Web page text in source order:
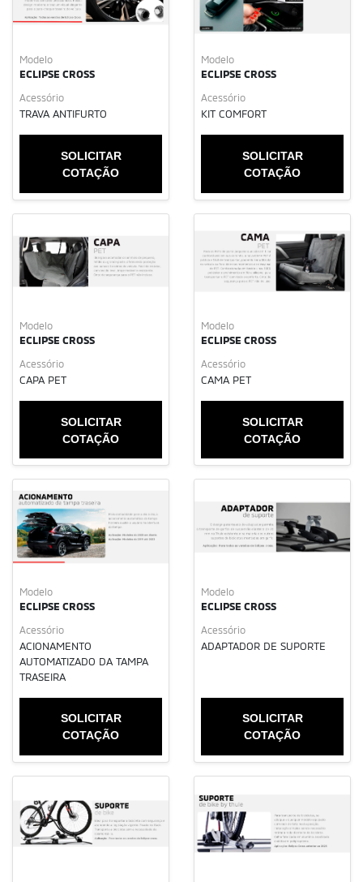
Modelo
ECLIPSE CROSS
Acessório
TRAVA ANTIFURTO
SOLICITAR
COTAÇÃO
Modelo
ECLIPSE CROSS
Acessório
KIT COMFORT
SOLICITAR
COTAÇÃO
Modelo
ECLIPSE CROSS
Acessório
CAPA PET
SOLICITAR
COTAÇÃO
Modelo
ECLIPSE CROSS
Acessório
CAMA PET
SOLICITAR
COTAÇÃO
Modelo
ECLIPSE CROSS
Acessório
ACIONAMENTO
AUTOMATIZADO DA TAMPA
TRASEIRA
SOLICITAR
COTAÇÃO
Modelo
ECLIPSE CROSS
Acessório
ADAPTADOR DE SUPORTE
SOLICITAR
COTAÇÃO